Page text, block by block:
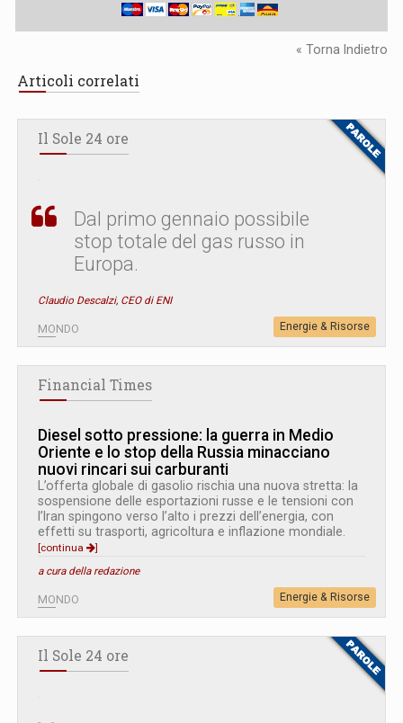
« Torna Indietro
Articoli correlati
Il Sole 24 ore
Dal primo gennaio possibile
stop totale del gas russo in
Europa.
Claudio Descalzi, CEO di ENI
MONDO Energie & Risorse
Financial Times
Diesel sotto pressione: la guerra in Medio
Oriente e lo stop della Russia minacciano
nuovi rincari sui carburanti
L’offerta globale di gasolio rischia una nuova stretta: la
sospensione delle esportazioni russe e le tensioni con
l’Iran spingono verso l’alto i prezzi dell’energia, con
effetti su trasporti, agricoltura e inflazione mondiale.
[continua
]
a cura della redazione
MONDO Energie & Risorse
Il Sole 24 ore